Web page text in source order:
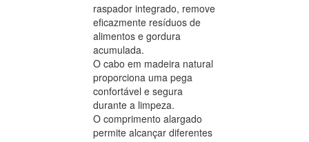
raspador integrado, remove
eficazmente resíduos de
alimentos e gordura
acumulada.
O cabo em madeira natural
proporciona uma pega
confortável e segura
durante a limpeza.
O comprimento alargado
permite alcançar diferentes